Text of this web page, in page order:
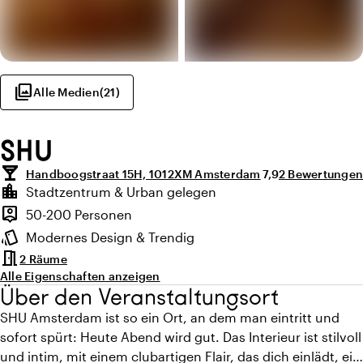
photo_libraryAlle Medien(21)
SHU
local_bar Handboogstraat 15H, 1012XM Amsterdam Durchschnittliche
7,9Anzahl der
2 Bewertungen
Highlights
location_city
Lage und Umgebung
Stadtzentrum & Urban gelegen
person_pin
Kapazität
50-200 Personen
style
Ambiente
Modernes Design & Trendig
meeting_room2 Räume
Alle Eigenschaften anzeigen
Über den Veranstaltungsort
SHU Amsterdam ist so ein Ort, an dem man eintritt und
sofort spürt: Heute Abend wird gut. Das Interieur ist stilvoll
und intim, mit einem clubartigen Flair, das dich einlädt, ein